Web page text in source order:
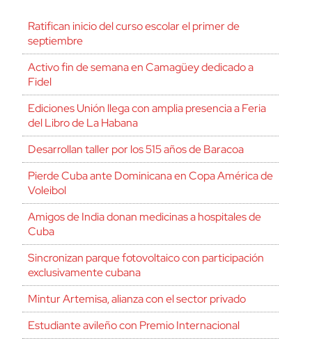
Ratifican inicio del curso escolar el primer de
septiembre
Activo fin de semana en Camagüey dedicado a
Fidel
Ediciones Unión llega con amplia presencia a Feria
del Libro de La Habana
Desarrollan taller por los 515 años de Baracoa
Pierde Cuba ante Dominicana en Copa América de
Voleibol
Amigos de India donan medicinas a hospitales de
Cuba
Sincronizan parque fotovoltaico con participación
exclusivamente cubana
Mintur Artemisa, alianza con el sector privado
Estudiante avileño con Premio Internacional